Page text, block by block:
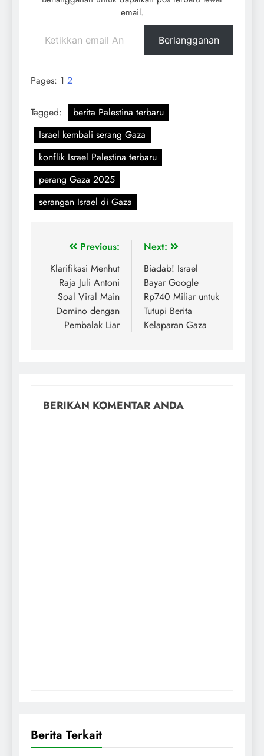
email.
Berlangganan
Pages: 1 2
Tagged:
berita Palestina terbaru
Israel kembali serang Gaza
konflik Israel Palestina terbaru
perang Gaza 2025
serangan Israel di Gaza
Previous:
Klarifikasi Menhut
Raja Juli Antoni
Soal Viral Main
Domino dengan
Pembalak Liar
Next:
Biadab! Israel
Bayar Google
Rp740 Miliar untuk
Tutupi Berita
Kelaparan Gaza
BERIKAN KOMENTAR ANDA
Berita Terkait